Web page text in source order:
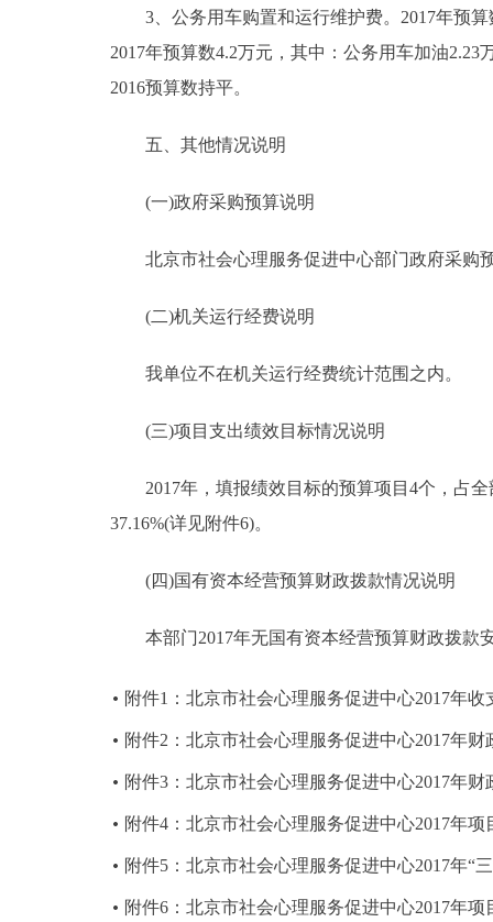
3、公务用车购置和运行维护费。2017年预算
2017年预算数4.2万元，其中：公务用车加油
2016预算数持平。
五、其他情况说明
(一)政府采购预算说明
北京市社会心理服务促进中心部门政府采购预
(二)机关运行经费说明
我单位不在机关运行经费统计范围之内。
(三)项目支出绩效目标情况说明
2017年，填报绩效目标的预算项目4个，占全
37.16%(详见附件6)。
(四)国有资本经营预算财政拨款情况说明
本部门2017年无国有资本经营预算财政拨款
附件1：北京市社会心理服务促进中心2017年收
附件2：北京市社会心理服务促进中心2017年
附件3：北京市社会心理服务促进中心2017年
附件4：北京市社会心理服务促进中心2017年项
附件5：北京市社会心理服务促进中心2017年“
附件6：北京市社会心理服务促进中心2017年